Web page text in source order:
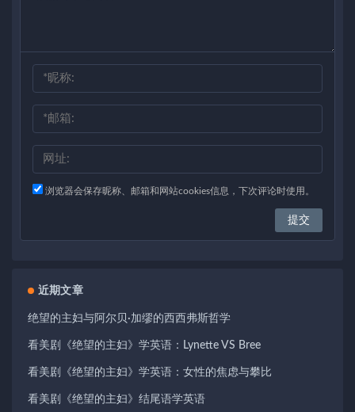
浏览器会保存昵称、邮箱和网站cookies信息，下次评论时使用。
近期文章
绝望的主妇与阿尔贝·加缪的西西弗斯哲学
看美剧《绝望的主妇》学英语：Lynette VS Bree
看美剧《绝望的主妇》学英语：女性的焦虑与攀比
看美剧《绝望的主妇》结尾语学英语